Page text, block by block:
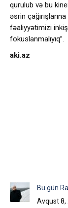
qurulub və bu
əsrin
fəaliyyətimizi
fokuslanmalıyıq”.
aki.az
Bu gün
Avqust 8,